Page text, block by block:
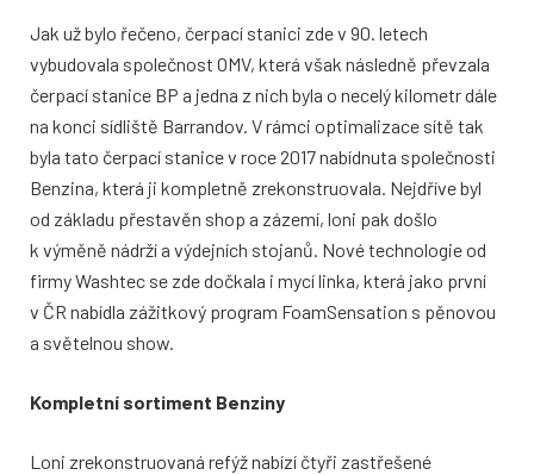
Jak už bylo řečeno, čerpací stanici zde v 90. letech
vybudovala společnost OMV, která však následně převzala
čerpací stanice BP a jedna z nich byla o necelý kilometr dále
na konci sídliště Barrandov. V rámci optimalizace sítě tak
byla tato čerpací stanice v roce 2017 nabídnuta společnosti
Benzina, která ji kompletně zrekonstruovala. Nejdříve byl
od základu přestavěn shop a zázemí, loni pak došlo
k výměně nádrží a výdejních stojanů. Nové technologie od
firmy Washtec se zde dočkala i mycí linka, která jako první
v ČR nabídla zážitkový program FoamSensation s pěnovou
a světelnou show.
Kompletní sortiment Benziny
Loni zrekonstruovaná refýž nabízí čtyři zastřešené